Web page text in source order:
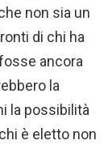
non sia un
di chi ha
ancora
la
la possibilità
è eletto non